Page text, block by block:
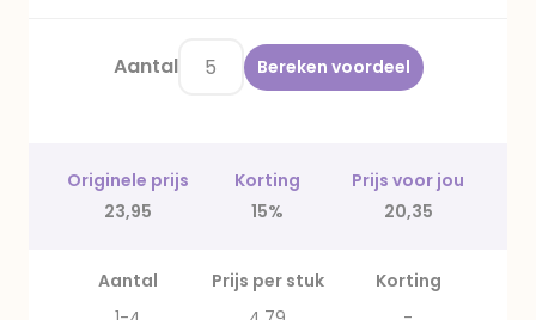
Aantal Bereken voordeel
Originele prijs Korting
Prijs voor jou
23,95
15% 20,35
Aantal Prijs per stuk
Korting